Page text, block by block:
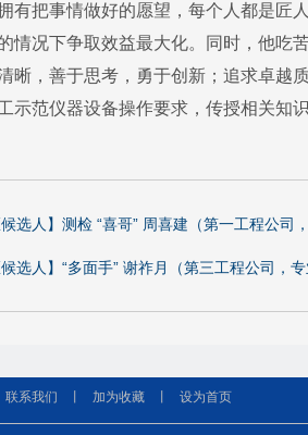
有把事情做好的愿望，每个人都是匠
情况下争取效益最大化。同时，他吃
晰，善于思考，勇于创新；追求卓越
示范仪器设备操作要求，传授相关知
选人】测检 “喜哥” 周喜建（第一工程公司
选人】“多面手” 谢祚月（第三工程公司，
联系我们 加为收藏 设为首页